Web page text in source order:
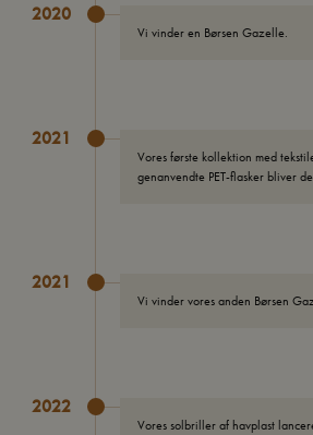
2020
Vi vinder en Børsen Gazelle.
2021
Vores første kollektion med
genanvendte PET-flasker bliver
2021
Vi vinder vores anden Børsen
2022
Vores solbriller af havplast